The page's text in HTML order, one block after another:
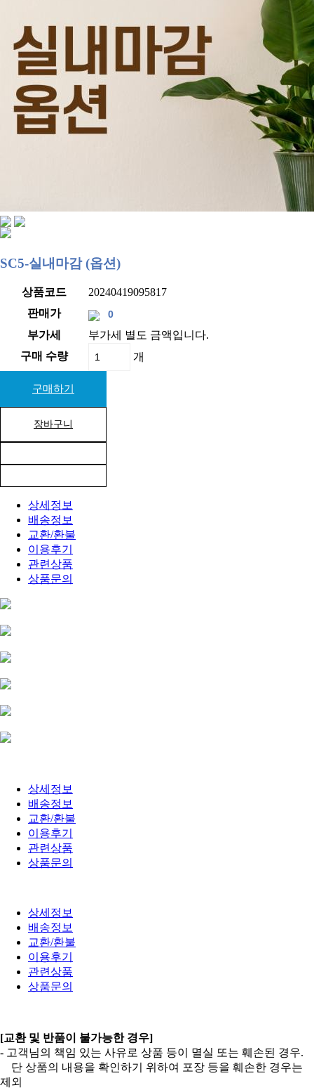
SC5-실내마감 (옵션)
상품코드
20240419095817
판매가
부가세
부가세 별도 금액입니다.
구매 수량
개
구매하기
장바구니
상세정보
배송정보
교환/환불
이용후기
관련상품
상품문의
상세정보
배송정보
교환/환불
이용후기
관련상품
상품문의
상세정보
배송정보
교환/환불
이용후기
관련상품
상품문의
[교환 및 반품이 불가능한 경우]
- 고객님의 책임 있는 사유로 상품 등이 멸실 또는 훼손된 경우.
단 상품의 내용을 확인하기 위하여 포장 등을 훼손한 경우는
제외